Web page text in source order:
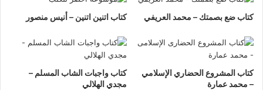
كتاب ضع بصمتك – محمد العريفي كتاب اتنين اتنين – أنيس منصور
كتاب المشروع الحضاري الإسلامي
– محمد عمارة
كتاب واجبات الشاب المسلم –
مجدي الهلالي